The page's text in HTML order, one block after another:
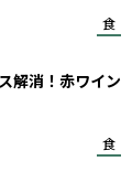
食
解消！赤ワイン
食